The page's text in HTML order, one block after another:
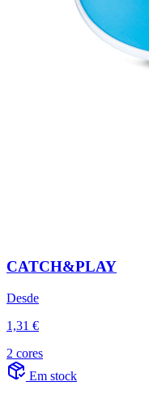
CATCH&PLAY
Desde
1,31 €
2 cores
Em stock